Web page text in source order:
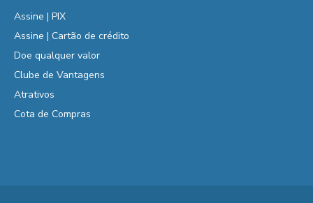
Assine | PIX
Assine | Cartão de crédito
Doe qualquer valor
Clube de Vantagens
Atrativos
Cota de Compras